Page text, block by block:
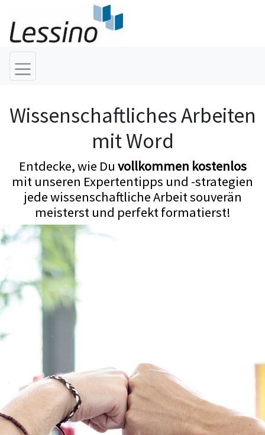
Wissenschaftliches Arbeiten
mit Word
Entdecke, wie Du vollkommen kostenlos
mit unseren Expertentipps und -strategien
jede wissenschaftliche Arbeit souverän
meisterst und perfekt formatierst!